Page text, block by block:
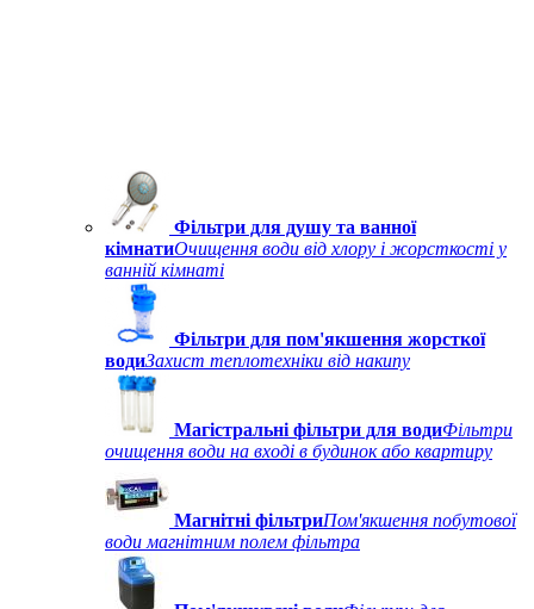
Фільтри для душу та ванної
кімнатиОчищення води від хлору і жорсткості у
ванній кімнаті
Фільтри для пом'якшення жорсткої
водиЗахист теплотехніки від накипу
Магістральні фільтри для водиФільтри
очищення води на вході в будинок або квартиру
Магнітні фільтриПом'якшення побутової
води магнітним полем фільтра